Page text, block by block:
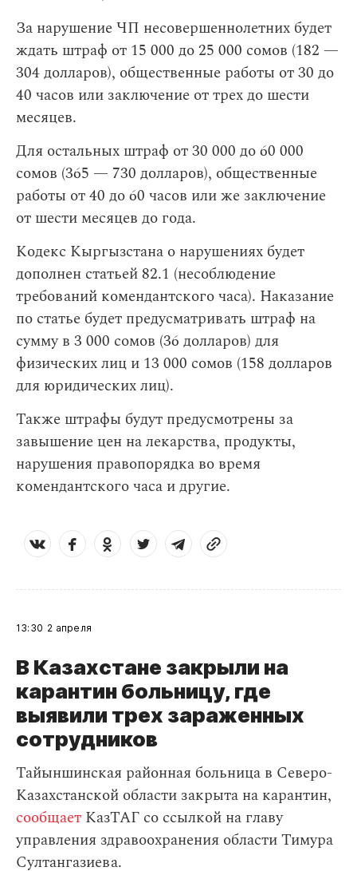
За нарушение ЧП несовершеннолетних будет
ждать штраф от 15 000 до 25 000 сомов (182 —
304 долларов), общественные работы от 30 до
40 часов или заключение от трех до шести
месяцев.
Для остальных штраф от 30 000 до 60 000
сомов (365 — 730 долларов), общественные
работы от 40 до 60 часов или же заключение
от шести месяцев до года.
Кодекс Кыргызстана о нарушениях будет
дополнен статьей 82.1 (несоблюдение
требований комендантского часа). Наказание
по статье будет предусматривать штраф на
сумму в 3 000 сомов (36 долларов) для
физических лиц и 13 000 сомов (158 долларов
для юридических лиц).
Также штрафы будут предусмотрены за
завышение цен на лекарства, продукты,
нарушения правопорядка во время
комендантского часа и другие.
13:30 2 апреля
В Казахстане закрыли на
карантин больницу, где
выявили трех зараженных
сотрудников
Тайыншинская районная больница в Северо-
Казахстанской области закрыта на карантин,
сообщает КазТАГ со ссылкой на главу
управления здравоохранения области Тимура
Султангазиева.